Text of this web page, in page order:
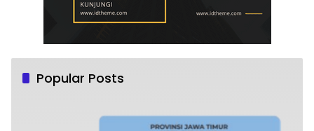
Popular Posts